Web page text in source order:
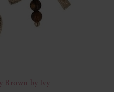
Brown by Ivy